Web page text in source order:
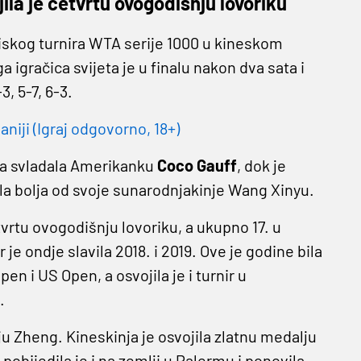
turnira WTA serije 1000 u kineskom
igračica svijeta je u finalu nakon dva sata i
5-7, 6-3.
(Igraj odgovorno, 18+)
svladala Amerikanku Coco Gauff, dok je
bolja od svoje sunarodnjakinje Wang Xinyu.
ovogodišnju lovoriku, a ukupno 17. u
ondje slavila 2018. i 2019. Ove je godine bila
i US Open, a osvojila je i turnir u
Zheng. Kineskinja je osvojila zlatnu medalju